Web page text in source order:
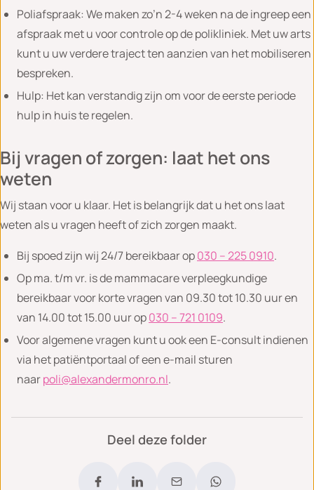
Poliafspraak: We maken zo’n 2-4 weken na de ingreep een
afspraak met u voor controle op de polikliniek. Met uw arts
kunt u uw verdere traject ten aanzien van het mobiliseren
bespreken.
Hulp: Het kan verstandig zijn om voor de eerste periode
hulp in huis te regelen.
Bij vragen of zorgen: laat het ons
weten
Wij staan voor u klaar. Het is belangrijk dat u het ons laat
weten als u vragen heeft of zich zorgen maakt.
Bij spoed zijn wij 24/7 bereikbaar op030 – 225 0910.
Op ma. t/m vr. is de mammacare verpleegkundige
bereikbaar voor korte vragen van 09.30 tot 10.30 uur en
van 14.00 tot 15.00 uur op030 – 721 0109.
Voor algemene vragen kunt u ook een E-consult indienen
via het patiëntportaal of een e-mail sturen
naarpoli@alexandermonro.nl.
Deel deze folder